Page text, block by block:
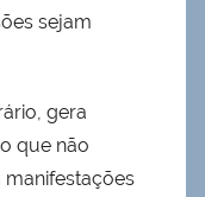
sejam
gera
que não